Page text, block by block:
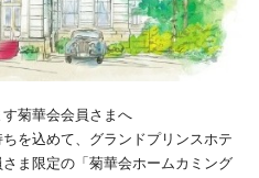
菊華会会員さまへ
を込めて、グランドプリンスホテ
ま限定の「菊華会ホームカミング